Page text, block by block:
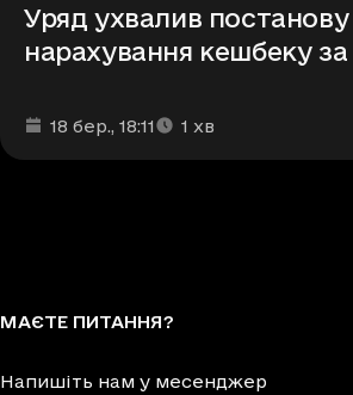
Уряд ухвалив
нарахування кешбеку
Дата та час публікації
18 бер., 18:11
Час читання: 1 хв
МАЄТЕ ПИТАННЯ?
Напишіть нам у месенджер